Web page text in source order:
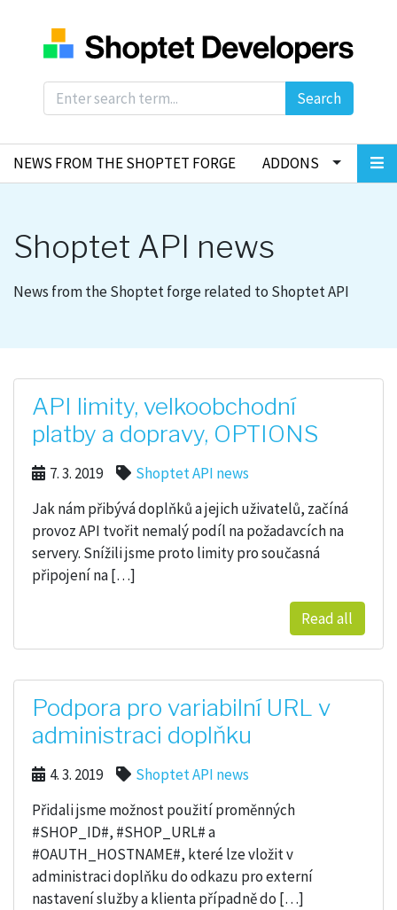
Search
NEWS FROM THE SHOPTET FORGE ADDONS
Shoptet API news
News from the Shoptet forge related to Shoptet API
API limity, velkoobchodní
platby a dopravy, OPTIONS
7. 3. 2019
Shoptet API news
Jak nám přibývá doplňků a jejich uživatelů, začíná
provoz API tvořit nemalý podíl na požadavcích na
servery. Snížili jsme proto limity pro současná
připojení na […]
Read all
Podpora pro variabilní URL v
administraci doplňku
4. 3. 2019
Shoptet API news
Přidali jsme možnost použití proměnných
#SHOP_ID#, #SHOP_URL# a
#OAUTH_HOSTNAME#, které lze vložit v
administraci doplňku do odkazu pro externí
nastavení služby a klienta případně do […]